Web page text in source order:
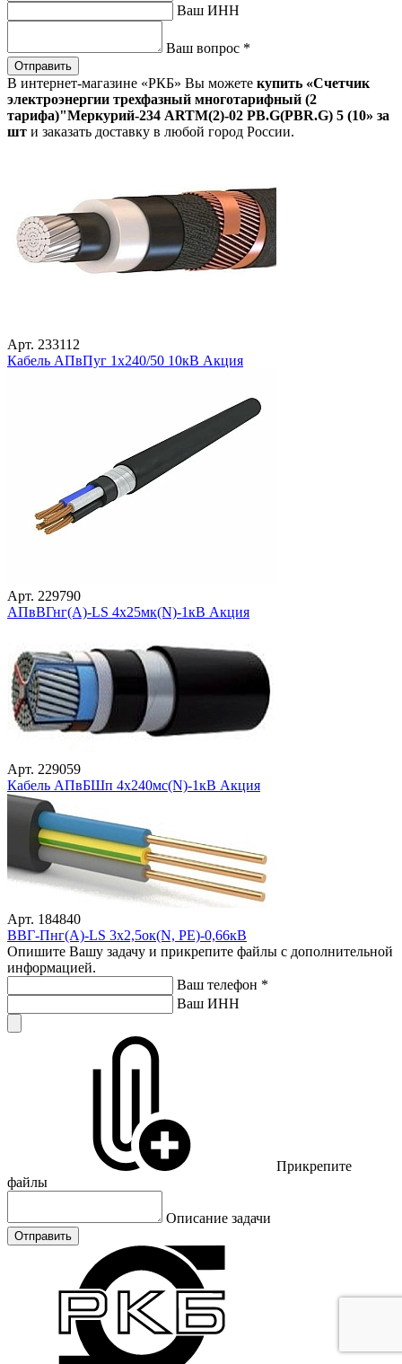
Ваш ИНН
Ваш вопрос *
Отправить
В интернет-магазине «РКБ» Вы можете купить «Счетчик
электроэнергии трехфазный многотарифный (2
тарифа)"Меркурий-234 ARTM(2)-02 PB.G(PBR.G) 5 (10» за
шт и заказать доставку в любой город России.
Арт. 233112
Кабель АПвПуг 1х240/50 10кВ Акция
Арт. 229790
АПвВГнг(А)-LS 4х25мк(N)-1кВ Акция
Арт. 229059
Кабель АПвБШп 4х240мс(N)-1кВ Акция
Арт. 184840
ВВГ-Пнг(А)-LS 3х2,5ок(N, PE)-0,66кВ
Опишите Вашу задачу и прикрепите файлы с дополнительной
информацией.
Ваш телефон *
Ваш ИНН
Прикрепите
файлы
Описание задачи
Отправить